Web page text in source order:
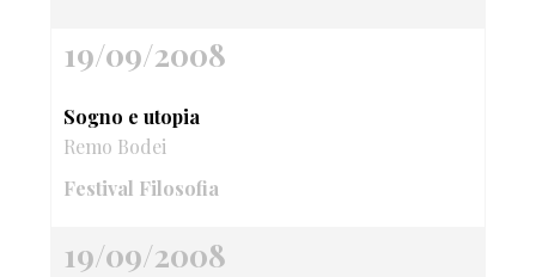
19/09/2008
Sogno e utopia
Remo Bodei
Festival Filosofia
19/09/2008